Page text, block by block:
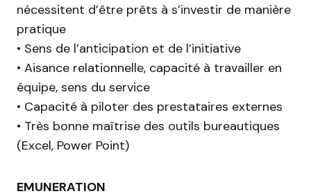
nécessitent d’être prêts à s’investir de manière
pratique
• Sens de l’anticipation et de l’initiative
• Aisance relationnelle, capacité à travailler en
équipe, sens du service
• Capacité à piloter des prestataires externes
• Très bonne maîtrise des outils bureautiques
(Excel, Power Point)
EMUNERATION